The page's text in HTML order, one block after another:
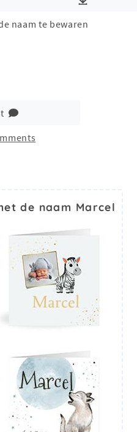
naam te bewaren
de naam Marcel